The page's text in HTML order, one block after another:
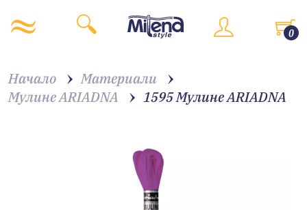
0
Начало
Материали
Мулине ARIADNA
1595 Мулине АRIADNA